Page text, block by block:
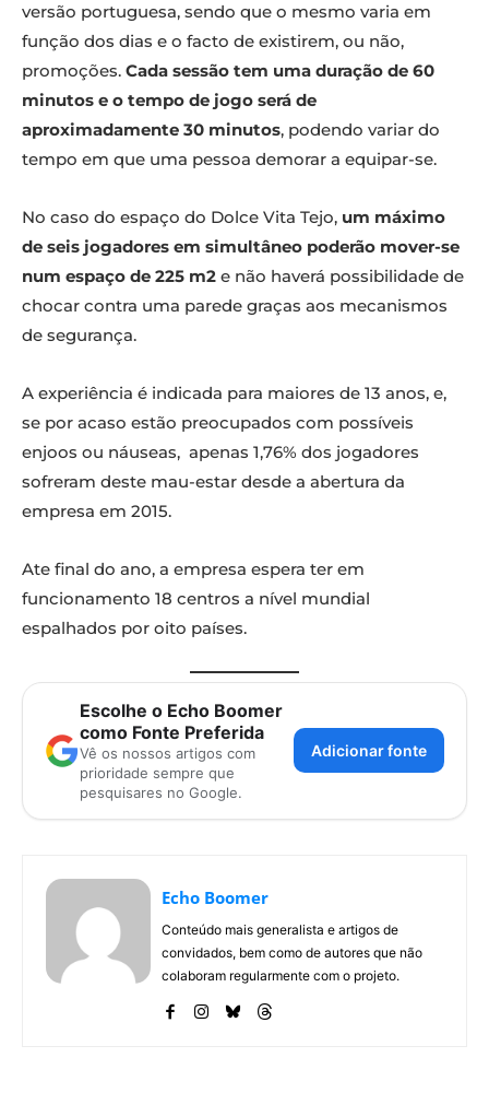
versão portuguesa, sendo que o mesmo varia em
função dos dias e o facto de existirem, ou não,
promoções. Cada sessão tem uma duração de 60
minutos e o tempo de jogo será de
aproximadamente 30 minutos, podendo variar do
tempo em que uma pessoa demorar a equipar-se.
No caso do espaço do Dolce Vita Tejo, um máximo
de seis jogadores em simultâneo poderão mover-se
num espaço de 225 m2 e não haverá possibilidade de
chocar contra uma parede graças aos mecanismos
de segurança.
A experiência é indicada para maiores de 13 anos, e,
se por acaso estão preocupados com possíveis
enjoos ou náuseas, apenas 1,76% dos jogadores
sofreram deste mau-estar desde a abertura da
empresa em 2015.
Ate final do ano, a empresa espera ter em
funcionamento 18 centros a nível mundial
espalhados por oito países.
Escolhe o Echo Boomer
como Fonte Preferida
Vê os nossos artigos com
prioridade sempre que
pesquisares no Google.
Adicionar fonte
Echo Boomer
Conteúdo mais generalista e artigos de
convidados, bem como de autores que não
colaboram regularmente com o projeto.